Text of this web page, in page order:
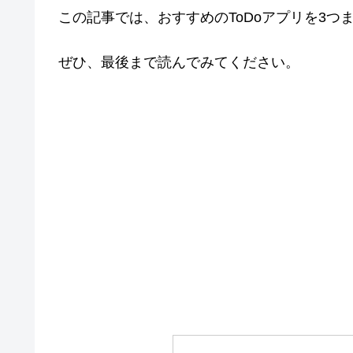
この記事では、おすすめのToDoアプリを3つ
ぜひ、最後まで読んでみてください。